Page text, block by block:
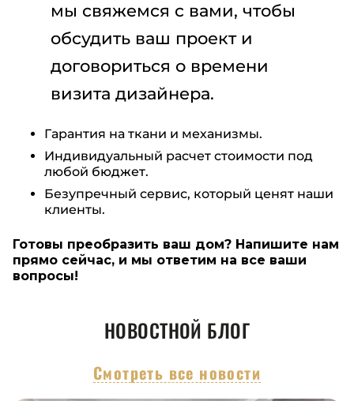
мы свяжемся с вами, чтобы
обсудить ваш проект и
договориться о времени
визита дизайнера.
Гарантия на ткани и механизмы.
Индивидуальный расчет стоимости под
любой бюджет.
Безупречный сервис, который ценят наши
клиенты.
Готовы преобразить ваш дом? Напишите нам
прямо сейчас, и мы ответим на все ваши
вопросы!
НОВОСТНОЙ БЛОГ
Смотреть все новости